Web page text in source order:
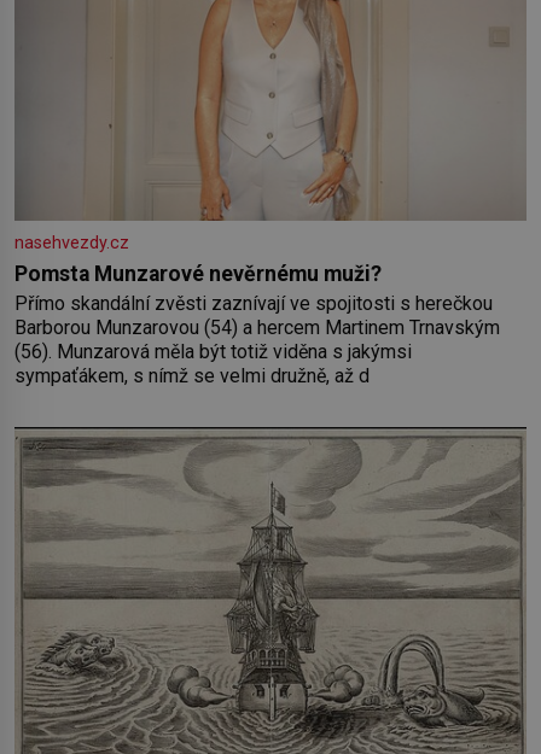
nasehvezdy.cz
Pomsta Munzarové nevěrnému muži?
Přímo skandální zvěsti zaznívají ve spojitosti s herečkou
Barborou Munzarovou (54) a hercem Martinem Trnavským
(56). Munzarová měla být totiž viděna s jakýmsi
sympaťákem, s nímž se velmi družně, až d